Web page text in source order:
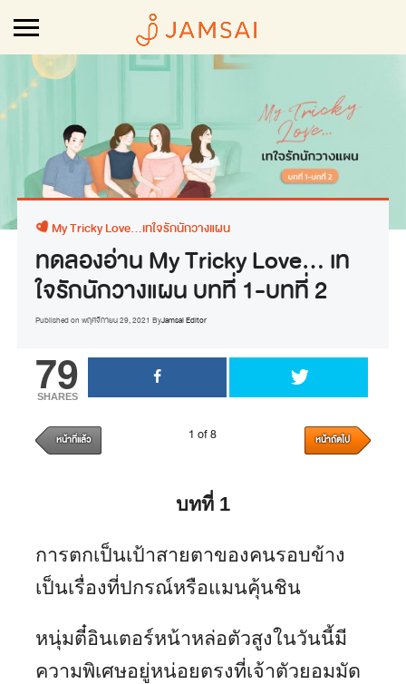
My Tricky Love...เทใจรักนักวางแผน
ทดลองอ่าน My Tricky Love… เท
ใจรักนักวางแผน บทที่ 1-บทที่ 2
Published on พฤศจิกายน 29, 2021 ByJamsai Editor
79
SHARES
หน้าที่แล้ว 1 of 8 หน้าถัดไป
บทที่1
การตกเป็นเป้าสายตาของคนรอบข้าง
เป็นเรื่องที่ปกรณ์หรือแมนคุ้นชิน
หนุ่มตี๋อินเตอร์หน้าหล่อตัวสูงในวันนี้มี
ความพิเศษอยู่หน่อยตรงที่เจ้าตัวยอมมัด